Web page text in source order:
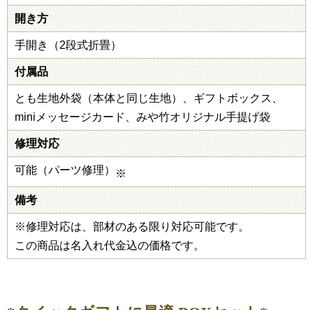
開き方
手開き（2段式折畳）
付属品
とも生地外袋（本体と同じ生地）、ギフトボックス、
miniメッセージカード、みや竹オリジナル手提げ袋
修理対応
可能（パーツ修理） ※
備考
※修理対応は、部材のある限り対応可能です。
この商品は名入れ代金込の価格です。